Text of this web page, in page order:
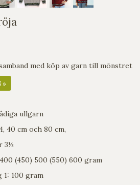
med köp av garn till mönstret
»
ullgarn
40 cm och 80 cm,
(450) 500 (550) 600 gram
100 gram